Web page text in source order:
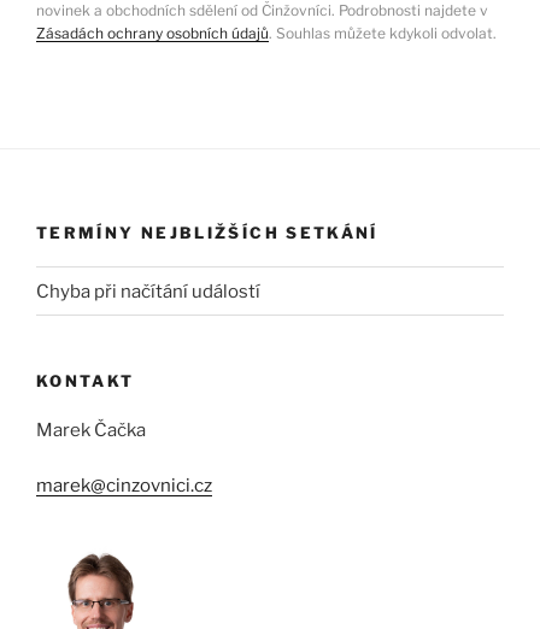
novinek a obchodních sdělení od Činžovníci. Podrobnosti najdete v
Zásadách ochrany osobních údajů. Souhlas můžete kdykoli odvolat.
TERMÍNY NEJBLIŽŠÍCH SETKÁNÍ
Chyba při načítání událostí
KONTAKT
Marek Čačka
marek@cinzovnici.cz